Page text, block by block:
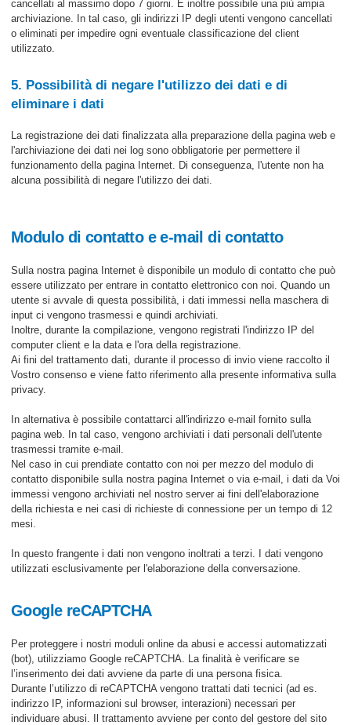
cancellati al massimo dopo 7 giorni. È inoltre possibile una più ampia
archiviazione. In tal caso, gli indirizzi IP degli utenti vengono cancellati
o eliminati per impedire ogni eventuale classificazione del client
utilizzato.
5. Possibilità di negare l'utilizzo dei dati e di
eliminare i dati
La registrazione dei dati finalizzata alla preparazione della pagina web e
l'archiviazione dei dati nei log sono obbligatorie per permettere il
funzionamento della pagina Internet. Di conseguenza, l'utente non ha
alcuna possibilità di negare l'utilizzo dei dati.
Modulo di contatto e e-mail di contatto
Sulla nostra pagina Internet è disponibile un modulo di contatto che può
essere utilizzato per entrare in contatto elettronico con noi. Quando un
utente si avvale di questa possibilità, i dati immessi nella maschera di
input ci vengono trasmessi e quindi archiviati.
Inoltre, durante la compilazione, vengono registrati l'indirizzo IP del
computer client e la data e l'ora della registrazione.
Ai fini del trattamento dati, durante il processo di invio viene raccolto il
Vostro consenso e viene fatto riferimento alla presente informativa sulla
privacy.
In alternativa è possibile contattarci all'indirizzo e-mail fornito sulla
pagina web. In tal caso, vengono archiviati i dati personali dell'utente
trasmessi tramite e-mail.
Nel caso in cui prendiate contatto con noi per mezzo del modulo di
contatto disponibile sulla nostra pagina Internet o via e-mail, i dati da Voi
immessi vengono archiviati nel nostro server ai fini dell'elaborazione
della richiesta e nei casi di richieste di connessione per un tempo di 12
mesi.
In questo frangente i dati non vengono inoltrati a terzi. I dati vengono
utilizzati esclusivamente per l'elaborazione della conversazione.
Google reCAPTCHA
Per proteggere i nostri moduli online da abusi e accessi automatizzati
(bot), utilizziamo Google reCAPTCHA. La finalità è verificare se
l’inserimento dei dati avviene da parte di una persona fisica.
Durante l’utilizzo di reCAPTCHA vengono trattati dati tecnici (ad es.
indirizzo IP, informazioni sul browser, interazioni) necessari per
individuare abusi. Il trattamento avviene per conto del gestore del sito